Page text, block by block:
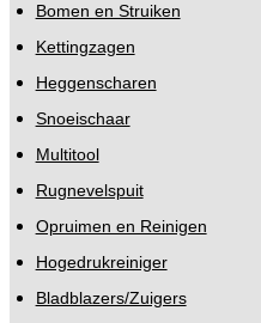
Bomen en Struiken
Kettingzagen
Heggenscharen
Snoeischaar
Multitool
Rugnevelspuit
Opruimen en Reinigen
Hogedrukreiniger
Bladblazers/Zuigers